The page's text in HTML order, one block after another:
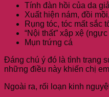
Tính đàn hồi của da
Xuất hiện nám, đồi
Rụng tóc, tóc mất sắc
“Nội thất” xập xệ
Mụn trứng cá
Đáng chú ý đó là tình trạng
những điều này khiến chị
Ngoài ra, rối loạn kinh